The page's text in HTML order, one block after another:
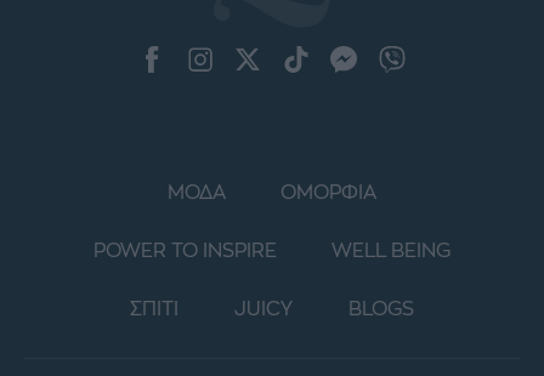
ΜΟΔΑ ΟΜΟΡΦΙΑ
POWER TO INSPIRE WELL BEING
ΣΠΙΤΙ JUICY BLOGS